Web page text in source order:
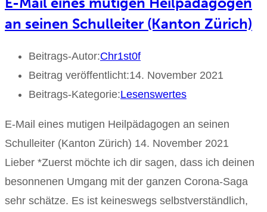
an seinen Schulleiter (Kanton Zürich)
Beitrags-Autor:Chr1st0f
Beitrag veröffentlicht:14. November 2021
Beitrags-Kategorie:Lesenswertes
E-Mail eines mutigen Heilpädagogen an seinen
Schulleiter (Kanton Zürich) 14. November 2021
Lieber *Zuerst möchte ich dir sagen, dass ich deinen
besonnenen Umgang mit der ganzen Corona-Saga
sehr schätze. Es ist keineswegs selbstverständlich,